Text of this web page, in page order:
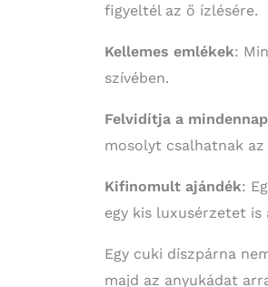
figyeltél az ő ízlésére.
Kellemes emlékek:
szívében.
Felvidítja a
mosolyt csalhatnak
Kifinomult ajándék:
egy kis luxusérzetet is
Egy cuki díszpárna
majd az anyukádat